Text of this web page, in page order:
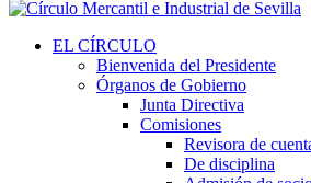
EL CÍRCULO
Bienvenida del Presidente
Órganos de Gobierno
Junta Directiva
Comisiones
Revisora de
De disciplina